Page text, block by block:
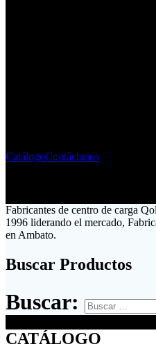
CatálogoContáctanos
Fabricantes de centro de carga
1996 liderando el mercado,
en Ambato.
Buscar Productos
Buscar:
CATÁLOGO